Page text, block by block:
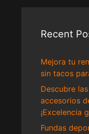
Recent
Mejora tu
sin tacos
Descubre
accesorios
¡Excelencia
Fundas